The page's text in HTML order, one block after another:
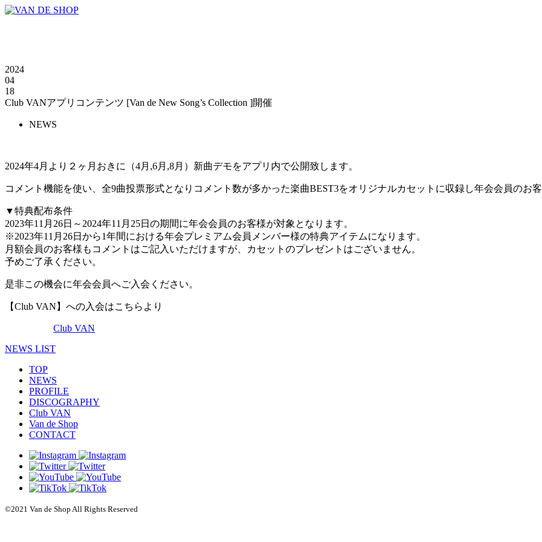
2024
04
18
Club VANアプリコンテンツ [Van de New Song’s Collection ]開催
NEWS
2024年4月より２ヶ月おきに（4月,6月,8月）新曲デモをアプリ内で公開致します。
コメント機能を使い、全9曲投票形式となりコメント数が多かった楽曲BEST3をオリジナルカセットに収録し年会会員のお
▼特典配布条件
2023年11月26日～2024年11月25日の期間に年会会員のお客様が対象となります。
※2023年11月26日から1年間における年会プレミアム会員メンバー様の特典アイテムになります。
月額会員のお客様もコメントはご記入いただけますが、カセットのプレゼントはございません。
予めご了承ください。
是非この機会に年会会員へご入会ください。
【Club VAN】への入会はこちらより
Club VAN
NEWS LIST
TOP
NEWS
PROFILE
DISCOGRAPHY
Club VAN
Van de Shop
CONTACT
©2021 Van de Shop All Rights Reserved